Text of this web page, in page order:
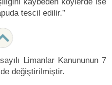
tescil edilir.”
Limanlar Kanununun 7
değiştirilmiştir.